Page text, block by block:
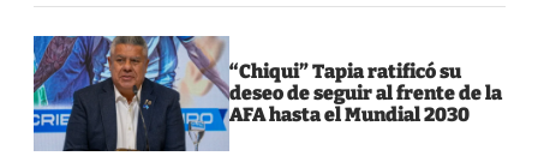
“Chiqui” Tapia ratificó su
deseo de seguir al frente de la
AFA hasta el Mundial 2030